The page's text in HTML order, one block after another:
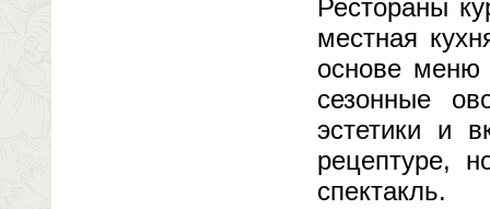
Рестораны
местная
основе меню
сезонные
эстетики и
рецептуре,
спектакль.